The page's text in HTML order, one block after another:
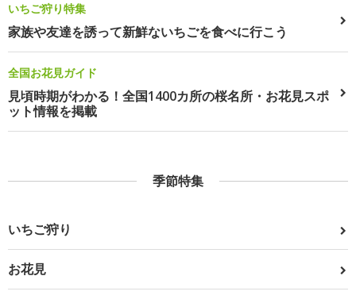
いちご狩り特集
家族や友達を誘って新鮮ないちごを食べに行こう
全国お花見ガイド
見頃時期がわかる！全国1400カ所の桜名所・お花見スポ
ット情報を掲載
季節特集
いちご狩り
お花見